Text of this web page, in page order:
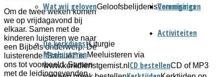
Wat wij gelovenGeloofsbelijdenis
De kerkdienstLiturgie
MeeluisterenMeeluisteren via
www.kerkdienstgemist.nl CD bestellenCD of MP3
Verenigingen
Commissies
Activiteiten
Om de twee weken komen
we op vrijdagavond bij
elkaar. Samen met de
kinderen luisteren we naar
een Bijbels onderwerp. De
luisterende “Samuël” is
ons tot voorbeeld. Samen
met de leidinggevenden